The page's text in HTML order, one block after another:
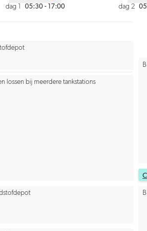
dag 1 05:30 - 17:00 dag 2
lossen bij meerdere tankstations